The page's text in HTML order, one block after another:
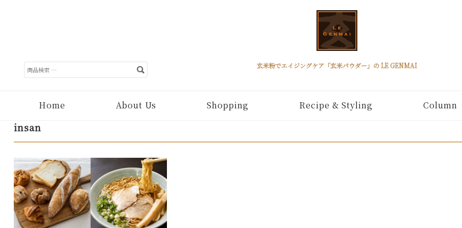
検
索
玄米粉でエイジングケア「玄米パウダー」の LE GENMAI
Home About Us Shopping Recipe & Styling Column
insan